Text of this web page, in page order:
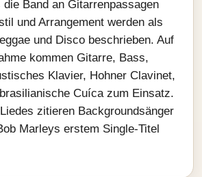
Band an Gitarrenpassagen
und Arrangement werden als
und Disco beschrieben. Auf
kommen Gitarre, Bass,
Klavier, Hohner Clavinet,
Cuíca zum Einsatz.
zitieren Backgroundsänger
Marleys erstem Single-Titel